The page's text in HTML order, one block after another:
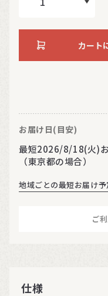
カート
お届け日(目安)
最短2026/8/18(火)
（東京都の場合）
地域ごとの最短お届け予
ご
仕様